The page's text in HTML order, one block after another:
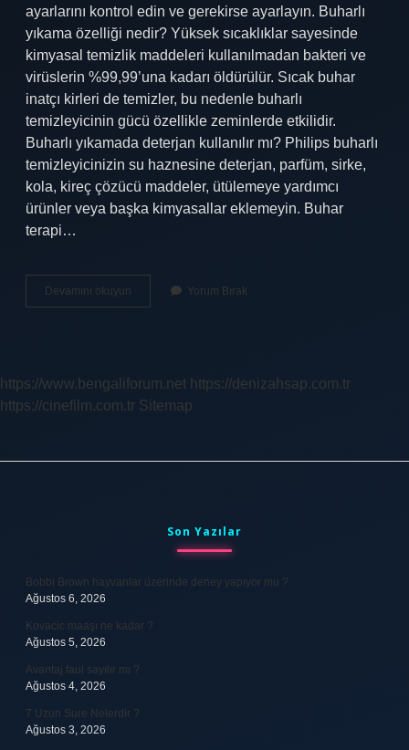
ayarlarını kontrol edin ve gerekirse ayarlayın. Buharlı
yıkama özelliği nedir? Yüksek sıcaklıklar sayesinde
kimyasal temizlik maddeleri kullanılmadan bakteri ve
virüslerin %99,99’una kadarı öldürülür. Sıcak buhar
inatçı kirleri de temizler, bu nedenle buharlı
temizleyicinin gücü özellikle zeminlerde etkilidir.
Buharlı yıkamada deterjan kullanılır mı? Philips buharlı
temizleyicinizin su haznesine deterjan, parfüm, sirke,
kola, kireç çözücü maddeler, ütülemeye yardımcı
ürünler veya başka kimyasallar eklemeyin. Buhar
terapi…
Devamını okuyun
Ile
Yorum Bırak
https://www.bengaliforum.net https://denizahsap.com.tr
https://cinefilm.com.tr Sitemap
Son Yazılar
Bobbi Brown hayvanlar üzerinde deney yapıyor mu ?
Ağustos 6, 2026
Kovacic maaşı ne kadar ?
Ağustos 5, 2026
Avantaj faul sayılır mı ?
Ağustos 4, 2026
7 Uzun Sure Nelerdir ?
Ağustos 3, 2026